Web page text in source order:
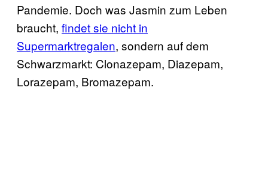
Pandemie. Doch was Jasmin zum Leben
braucht, findet sie nicht in
Supermarktregalen, sondern auf dem
Schwarzmarkt: Clonazepam, Diazepam,
Lorazepam, Bromazepam.